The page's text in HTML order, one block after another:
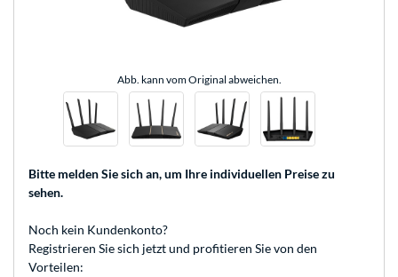
Abb. kann vom Original abweichen.
Bitte melden Sie sich an, um Ihre individuellen Preise zu
sehen.
Noch kein Kundenkonto?
Registrieren Sie sich jetzt und profitieren Sie von den
Vorteilen: